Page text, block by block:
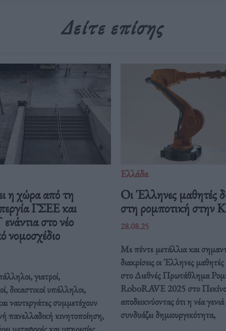
Δείτε επίσης
η χώρα από τη
ΓΣΕΕ και
στο νέο
νομοσχέδιο
γιατροί,
δικαστικοί υπάλληλοι,
ναυτεργάτες συμμετέχουν
πανελλαδική κινητοποίηση,
Ελλάδα
Οι Έλληνες μαθητές
στη ρομποτική στην
28.08.25
Με πέντε μετάλλια και
διακρίσεις οι Έλληνες
στο Διεθνές Πρωτάθλημα
RoboRAVE 2025 στο
αποδεικνύοντας ότι η νέα
συνδυάζει δημιουργικότητα,